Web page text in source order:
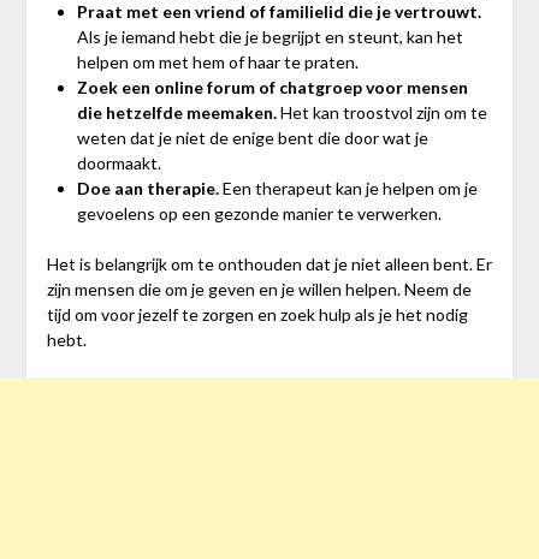
Praat met een vriend of familielid die je vertrouwt.
Als je iemand hebt die je begrijpt en steunt, kan het
helpen om met hem of haar te praten.
Zoek een online forum of chatgroep voor mensen
die hetzelfde meemaken.Het kan troostvol zijn om te
weten dat je niet de enige bent die door wat je
doormaakt.
Doe aan therapie.Een therapeut kan je helpen om je
gevoelens op een gezonde manier te verwerken.
Het is belangrijk om te onthouden dat je niet alleen bent. Er
zijn mensen die om je geven en je willen helpen. Neem de
tijd om voor jezelf te zorgen en zoek hulp als je het nodig
hebt.